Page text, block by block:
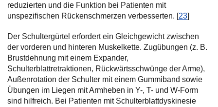
reduzierten und die Funktion bei Patienten mit
unspezifischen Rückenschmerzen verbesserten. [23]
Der Schultergürtel erfordert ein Gleichgewicht zwischen
der vorderen und hinteren Muskelkette. Zugübungen (z. B.
Brustdehnung mit einem Expander,
Schulterblattretraktionen, Rückwärtsschwünge der Arme),
Außenrotation der Schulter mit einem Gummiband sowie
Übungen im Liegen mit Armheben in Y-, T- und W-Form
sind hilfreich. Bei Patienten mit Schulterblattdyskinesie